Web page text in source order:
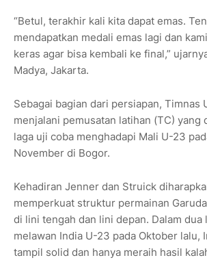
“Betul, terakhir kali kita dapat emas.
mendapatkan medali emas lagi dan
keras agar bisa kembali ke final,”
Madya, Jakarta.
Sebagai bagian dari persiapan, Timnas
menjalani pemusatan latihan (TC) yang
laga uji coba menghadapi Mali U-23
November di Bogor.
Kehadiran Jenner dan Struick
memperkuat struktur permainan
di lini tengah dan lini depan. Dalam dua
melawan India U-23 pada Oktober lalu,
tampil solid dan hanya meraih hasil